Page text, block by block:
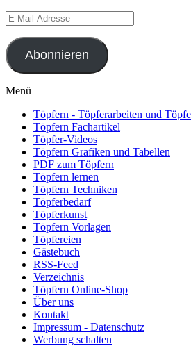
E-
Mail-
Adresse
Abonnieren
Menü
Töpfern - Töpferarbeiten und
Töpfern Fachartikel
Töpfer-Videos
Töpfern Grafiken und Tabellen
PDF zum Töpfern
Töpfern lernen
Töpfern Techniken
Töpferbedarf
Töpferkunst
Töpfern Vorlagen
Töpfereien
Gästebuch
RSS-Feed
Verzeichnis
Töpfern Online-Shop
Über uns
Kontakt
Impressum - Datenschutz
Werbung schalten